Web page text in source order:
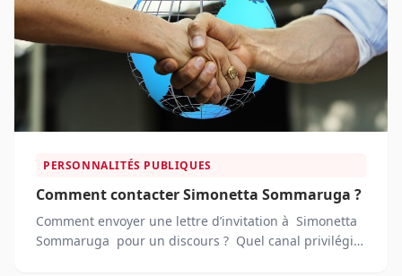
PERSONNALITÉS PUBLIQUES
Comment contacter Simonetta Sommaruga ?
Comment envoyer une lettre d’invitation à Simonetta
Sommaruga pour un discours ? Quel canal privilégié